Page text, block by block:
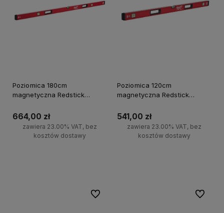
Poziomica 180cm
magnetyczna Redstick
664,00 zł
zawiera 23.00% VAT, bez
kosztów dostawy
Poziomica 120cm
magnetyczna Redstick
541,00 zł
zawiera 23.00% VAT, bez
kosztów dostawy
Do ulubionych Do